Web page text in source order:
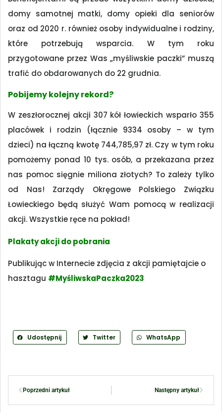
domy samotnej matki, domy opieki dla seniorów
oraz od 2020 r. również osoby indywidualne i rodziny,
które potrzebują wsparcia. W tym roku
przygotowane przez Was „myśliwskie paczki” muszą
trafić do obdarowanych do 22 grudnia.
Pobijemy kolejny rekord?
W zeszłorocznej akcji 307 kół łowieckich wsparło 355
placówek i rodzin (łącznie 9334 osoby – w tym
dzieci) na łączną kwotę 744,785,97 zł. Czy w tym roku
pomożemy ponad 10 tys. osób, a przekazana przez
nas pomoc sięgnie miliona złotych? To zależy tylko
od Nas! Zarządy Okręgowe Polskiego Związku
Łowieckiego będą służyć Wam pomocą w realizacji
akcji. Wszystkie ręce na pokład!
Plakaty akcji do pobrania
Publikując w Internecie zdjęcia z akcji pamiętajcie o
hasztagu #MyśliwskaPaczka2023
Udostępnij Twitter WhatsApp
Poprzedni artykuł Następny artykuł